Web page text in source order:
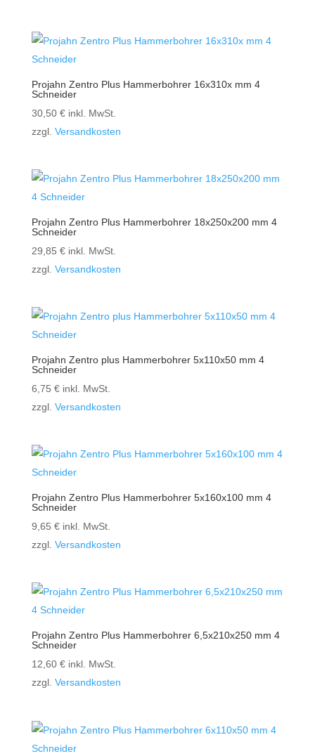
Projahn Zentro Plus Hammerbohrer 16x310x mm 4
Schneider
30,50 € inkl. MwSt.
zzgl. Versandkosten
Projahn Zentro Plus Hammerbohrer 18x250x200 mm 4
Schneider
29,85 € inkl. MwSt.
zzgl. Versandkosten
Projahn Zentro plus Hammerbohrer 5x110x50 mm 4
Schneider
6,75 € inkl. MwSt.
zzgl. Versandkosten
Projahn Zentro Plus Hammerbohrer 5x160x100 mm 4
Schneider
9,65 € inkl. MwSt.
zzgl. Versandkosten
Projahn Zentro Plus Hammerbohrer 6,5x210x250 mm 4
Schneider
12,60 € inkl. MwSt.
zzgl. Versandkosten